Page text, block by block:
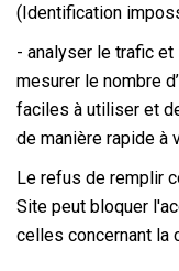
(Identification
- analyser le trafic
mesurer le nombre
faciles à utiliser et
de manière rapide à
Le refus de remplir
Site peut bloquer
celles concernant la